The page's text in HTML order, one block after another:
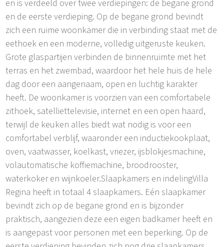
en is verdeeld over twee verdiepingen: de begane grond
en de eerste verdieping. Op de begane grond bevindt
zich een ruime woonkamer die in verbinding staat met de
eethoek en een moderne, volledig uitgeruste keuken.
Grote glaspartijen verbinden de binnenruimte met het
terras en het zwembad, waardoor het hele huis de hele
dag door een aangenaam, open en luchtig karakter
heeft. De woonkamer is voorzien van een comfortabele
zithoek, satelliettelevisie, internet en een open haard,
terwijl de keuken alles biedt wat nodig is voor een
comfortabel verblijf, waaronder een inductiekookplaat,
oven, vaatwasser, koelkast, vriezer, ijsblokjesmachine,
volautomatische koffiemachine, broodrooster,
waterkoker en wijnkoeler.Slaapkamers en indelingVilla
Regina heeft in totaal 4 slaapkamers. Eén slaapkamer
bevindt zich op de begane grond en is bijzonder
praktisch, aangezien deze een eigen badkamer heeft en
is aangepast voor personen met een beperking. Op de